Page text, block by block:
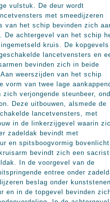
vulstuk. De deur wordt
met smeedijzeren
van het schip bevinden zich
De achtergevel van het schip
kruis. De kopgevels
lancetvensters en
bevinden zich in beide
weerszijden van het schip
vorm van twee lage
verjongende steunbeer,
Deze uitbouwen, alsmede de
lancetvensters, met
in de linkerzijgevel waarin
zadeldak bevindt met
en spitsboogvormig
bevindt zich een
In de voorgevel van de
entree onder
beslag onder
en in de topgevel bevinden